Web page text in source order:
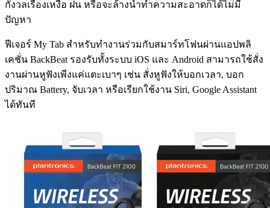
กังวลเรื่องเหงื่อ ฝน หรือจะล้างน้ำทำความสะอาดก็ได้ไม่มี
ปัญหา
ฟีเจอร์ My Tab สำหรับทำงานร่วมกับสมาร์ทโฟนผ่านแอปพลิ
เคชั่น BackBeat รองรับทั้งระบบ iOS และ Android สามารถใช้สั่ง
งานผ่านหูฟังเพีงแค่แตะเบาๆ เช่น สั่งหูฟังให้บอกเวลา, บอก
ปริมาณ Battery, จับเวลา หรือเรียกใช้งาน Siri, Google Assistant
ได้ทันที